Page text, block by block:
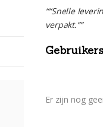
““Snelle
verpakt.””
Er zijn nog